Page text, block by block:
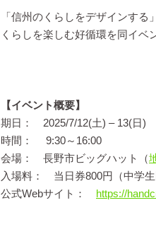
「信州のくらしをデザインす
くらしを楽しむ好循環を同イベ
【イベント概要】
期日： 2025/7/12(土) – 13(日)
時間： 9:30～16:00
会場： 長野市ビッグハット（
入場料： 当日券800円（中学生
公式Webサイト： https://